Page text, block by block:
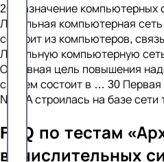
26 Назначение компьютерных
Локальная компьютерная сеть
состоит из компьютеров,
Локальную компьютерную
Основная цель повышения
систем состоит в … 30 Первая
NUMA строилась на базе сети
FAQ по тестам
вычислительных